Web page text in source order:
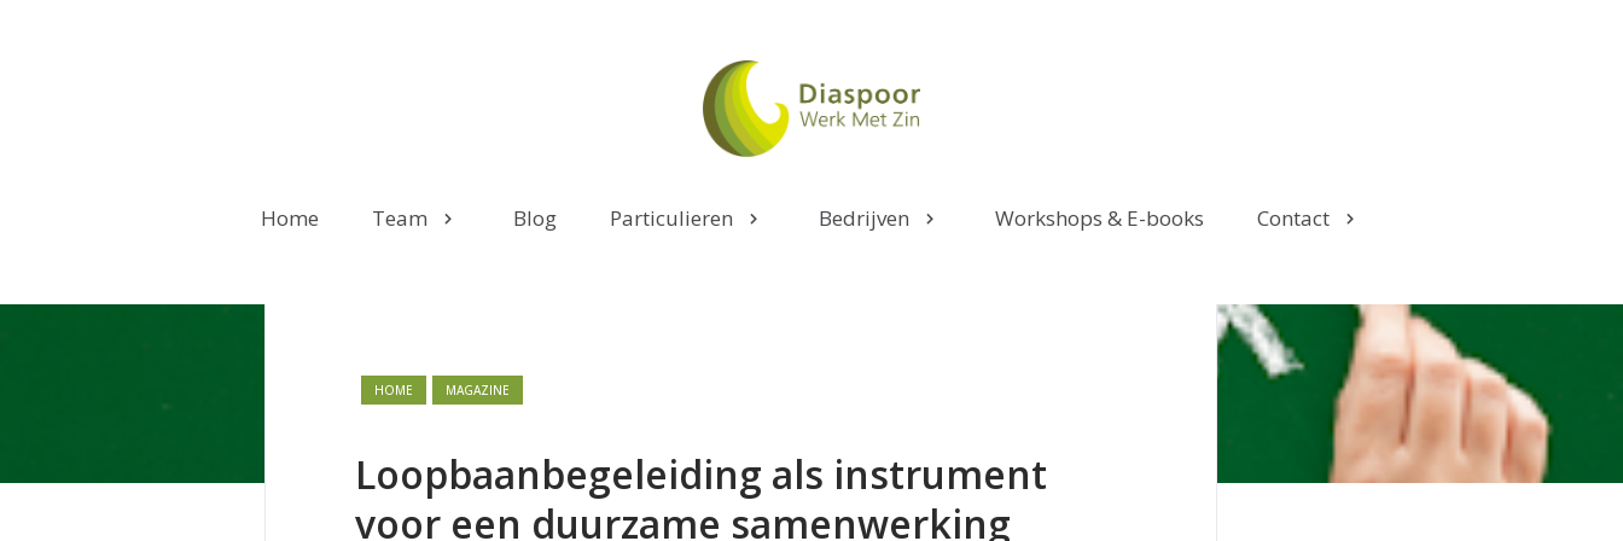
Home Team Blog Particulieren Bedrijven Workshops & E-books Contact
HOME MAGAZINE
Loopbaanbegeleiding als instrument
voor een duurzame samenwerking